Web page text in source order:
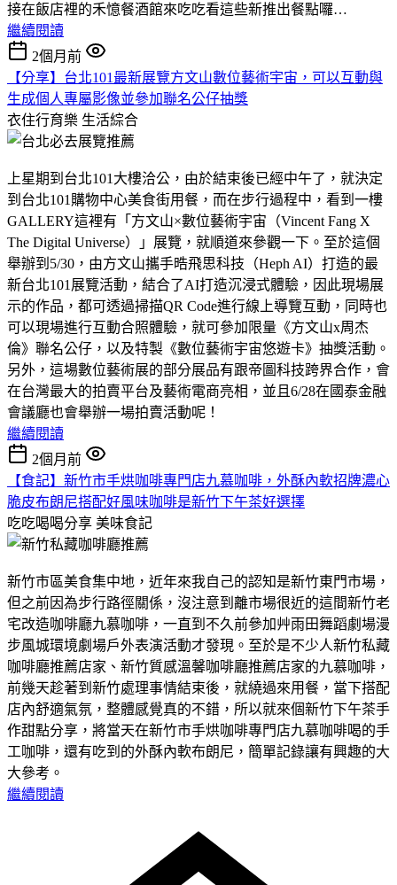
接在飯店裡的禾憶餐酒館來吃吃看這些新推出餐點囉…
繼續閱讀
2個月前
【分享】台北101最新展覽方文山數位藝術宇宙，可以互動與
生成個人專屬影像並參加聯名公仔抽獎
衣住行育樂 生活綜合
上星期到台北101大樓洽公，由於結束後已經中午了，就決定
到台北101購物中心美食街用餐，而在步行過程中，看到一樓
GALLERY這裡有「方文山×數位藝術宇宙（Vincent Fang X
The Digital Universe）」展覽，就順道來參觀一下。至於這個
舉辦到5/30，由方文山攜手晧飛思科技（Heph AI）打造的最
新台北101展覽活動，結合了AI打造沉浸式體驗，因此現場展
示的作品，都可透過掃描QR Code進行線上導覽互動，同時也
可以現場進行互動合照體驗，就可參加限量《方文山x周杰
倫》聯名公仔，以及特製《數位藝術宇宙悠遊卡》抽獎活動。
另外，這場數位藝術展的部分展品有跟帝圖科技跨界合作，會
在台灣最大的拍賣平台及藝術電商亮相，並且6/28在國泰金融
會議廳也會舉辦一場拍賣活動呢！
繼續閱讀
2個月前
【食記】新竹市手烘咖啡專門店九慕咖啡，外酥內軟招牌濃心
脆皮布朗尼搭配好風味咖啡是新竹下午茶好選擇
吃吃喝喝分享 美味食記
新竹市區美食集中地，近年來我自己的認知是新竹東門市場，
但之前因為步行路徑關係，沒注意到離市場很近的這間新竹老
宅改造咖啡廳九慕咖啡，一直到不久前參加艸雨田舞蹈劇場漫
步風城環境劇場戶外表演活動才發現。至於是不少人新竹私藏
咖啡廳推薦店家、新竹質感溫馨咖啡廳推薦店家的九慕咖啡，
前幾天趁著到新竹處理事情結束後，就繞過來用餐，當下搭配
店內舒適氣氛，整體感覺真的不錯，所以就來個新竹下午茶手
作甜點分享，將當天在新竹市手烘咖啡專門店九慕咖啡喝的手
工咖啡，還有吃到的外酥內軟布朗尼，簡單記錄讓有興趣的大
大參考。
繼續閱讀